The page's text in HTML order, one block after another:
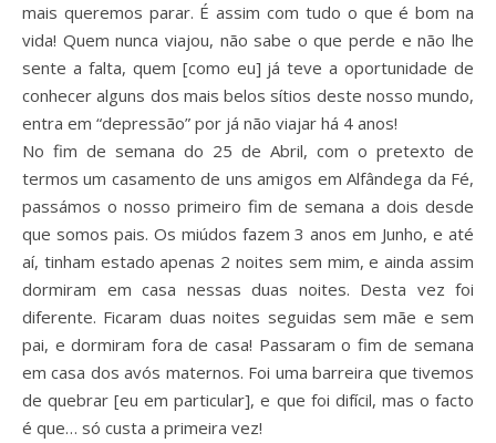
mais queremos parar. É assim com tudo o que é bom na
vida! Quem nunca viajou, não sabe o que perde e não lhe
sente a falta, quem [como eu] já teve a oportunidade de
conhecer alguns dos mais belos sítios deste nosso mundo,
entra em “depressão” por já não viajar há 4 anos!
No fim de semana do 25 de Abril, com o pretexto de
termos um casamento de uns amigos em Alfândega da Fé,
passámos o nosso primeiro fim de semana a dois desde
que somos pais. Os miúdos fazem 3 anos em Junho, e até
aí, tinham estado apenas 2 noites sem mim, e ainda assim
dormiram em casa nessas duas noites. Desta vez foi
diferente. Ficaram duas noites seguidas sem mãe e sem
pai, e dormiram fora de casa! Passaram o fim de semana
em casa dos avós maternos. Foi uma barreira que tivemos
de quebrar [eu em particular], e que foi difícil, mas o facto
é que… só custa a primeira vez!